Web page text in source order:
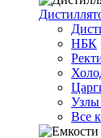
НБК
Все